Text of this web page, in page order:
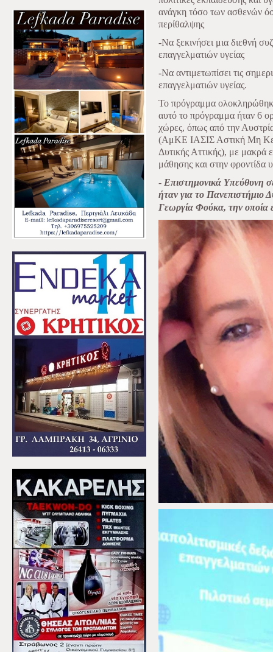
ανάγκη τόσο των ασθενών
περίθαλψης
-Να ξεκινήσει μια διεθνή
επαγγελματιών υγείας
-Να αντιμετωπίσει τις
επαγγελματιών υγείας.
Το πρόγραμμα
αυτό το πρόγραμμα ήταν 6
χώρες, όπως από την
(ΑμΚΕ ΙΑΣΙΣ Αστική Μη
Δυτικής Αττικής), με μακρά
μάθησης και στην φροντίδα
- Επιστημονικά Υπεύθυνη
ήτανγια το Πανεπιστήμιο
Γεωργία Φούκα, την οποία